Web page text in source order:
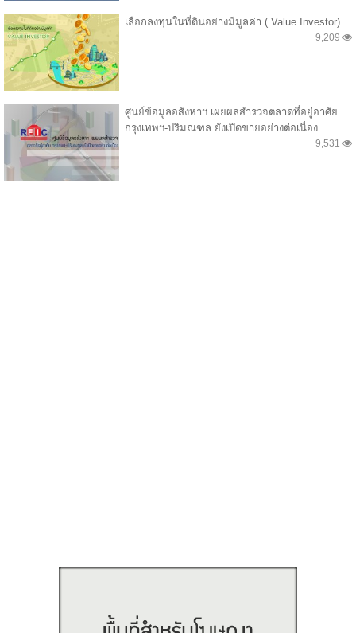
เลือกลงทุนในที่ดินอย่างมีมูลค่า ( Value Investor)
9,209
ศูนย์ข้อมูลอสังหาฯ เผยผลสำรวจตลาดที่อยู่อาศัย
กรุงเทพฯ-ปริมณฑล ยังเปิดขายอย่างต่อเนื่อง
9,531